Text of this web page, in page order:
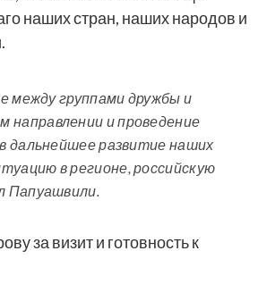
наших стран, наших народов и
между группами дружбы и
и проведение
дальнейшее развитие наших
в регионе, российскую
Папуашвили.
за визит и готовность к